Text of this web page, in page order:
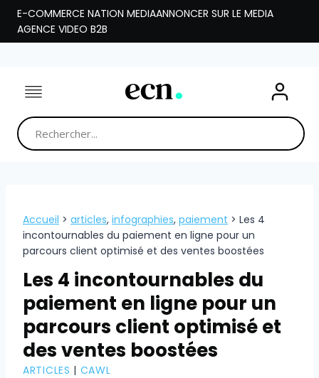
Aller
contenu
E-COMMERCE NATION MEDIAANNONCER SUR LE MEDIA
AGENCE VIDEO B2B
Accueil > articles, infographies, paiement > Les 4
incontournables du paiement en ligne pour un
parcours client optimisé et des ventes boostées
Les 4 incontournables du
paiement en ligne pour un
parcours client optimisé et
des ventes boostées
ARTICLES | CAWL